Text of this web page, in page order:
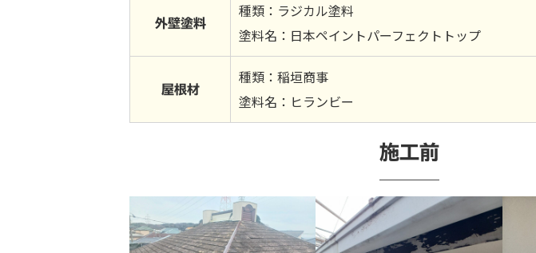
外壁塗料
種類：ラジカル塗料
塗料名：日本ペイントパーフェクトトップ
屋根材
種類：稲垣商事
塗料名：ヒランビー
施工前